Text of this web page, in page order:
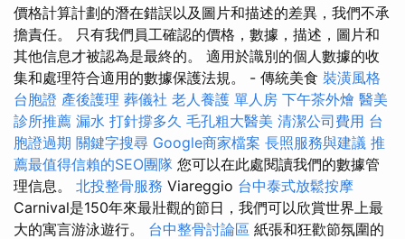
價格計算計劃的潛在錯誤以及圖片和描述的差異，我們不承
擔責任。 只有我們員工確認的價格，數據，描述，圖片和
其他信息才被認為是最終的。 適用於識別的個人數據的收
集和處理符合適用的數據保護法規。 - 傳統美食 裝潢風格
台胞證 產後護理 葬儀社 老人養護 單人房 下午茶外燴 醫美
診所推薦 漏水 打針撐多久 毛孔粗大醫美 清潔公司費用 台
胞證過期 關鍵字搜尋 Google商家檔案 長照服務與建議 推
薦最值得信賴的SEO團隊 您可以在此處閱讀我們的數據管
理信息。 北投整骨服務 Viareggio 台中泰式放鬆按摩
Carnival是150年來最壯觀的節日，我們可以欣賞世界上最
大的寓言游泳遊行。 台中整骨討論區 紙張和狂歡節氛圍的